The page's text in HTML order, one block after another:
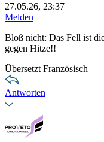
27.05.26, 23:37
Melden
Bloß nicht: Das Fell ist
gegen Hitze!!
Übersetzt Französisch
Antworten